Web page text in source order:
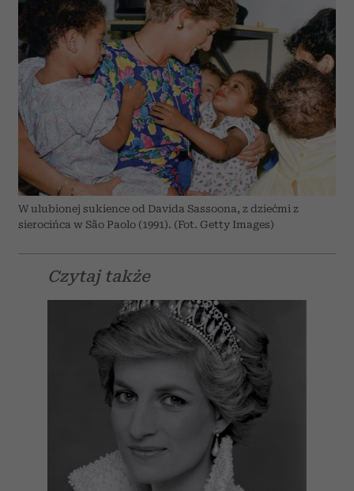
W ulubionej sukience od Davida Sassoona, z dziećmi z
sierocińca w São Paolo (1991). (Fot. Getty Images)
Czytaj także